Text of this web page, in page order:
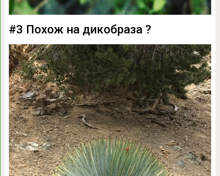
#3 Похож на дикобраза ?